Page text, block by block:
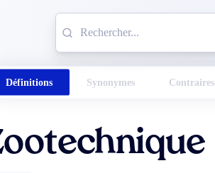
Définitions Synonymes Contraires